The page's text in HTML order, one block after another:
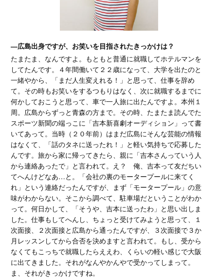
―広島出身ですが、お笑いを目指されたきっかけは？
たまたま、なんですよ。もともと普通に就職してホテルマンを
してたんです。４年間働いて２２歳になって、大学を出たのと
一緒やから、「まだ人生変えれる！」と思って、仕事を辞め
て。その時もお笑いをするつもりはなく、次に就職するまでに
何かしておこうと思って、車で一人旅に出たんですよ。本州１
周。広島からずっと青森の方まで。その時、たまたま読んでた
スポーツ新聞の端っこに「吉本新喜劇オーディション」って書
いてあって。当時（２０年前）はまだ広島にそんな芸能の情報
はなくて、「話のタネに送ったれ！」と軽い気持ちで応募した
んです。旅から家に帰ってきたら、親に「吉本さんっていう人
から連絡あったで」と言われて。え？ 俺、吉本って友だちい
てへんけどなあ…と。「会社の裏のモータープールに来てく
れ」という連絡だったんですが、まず「モータープール」の意
味がわからない。そこから調べて、駐車場だということがわか
って。何日かして、「そうや、吉本に送ったわ」と思い出しま
した。仕事もしてへんし、ちょっと受けてみようと思って、１
次面接、２次面接と広島から通ったんですが、３次面接で３か
月レッスンしてから合否を決めますと言われて。もし、受から
なくてもこっちで就職したらええわ、くらいの軽い感じで大阪
に出てきました。それがなんやかんやで受かってしまって。
ま、それがきっかけですね。